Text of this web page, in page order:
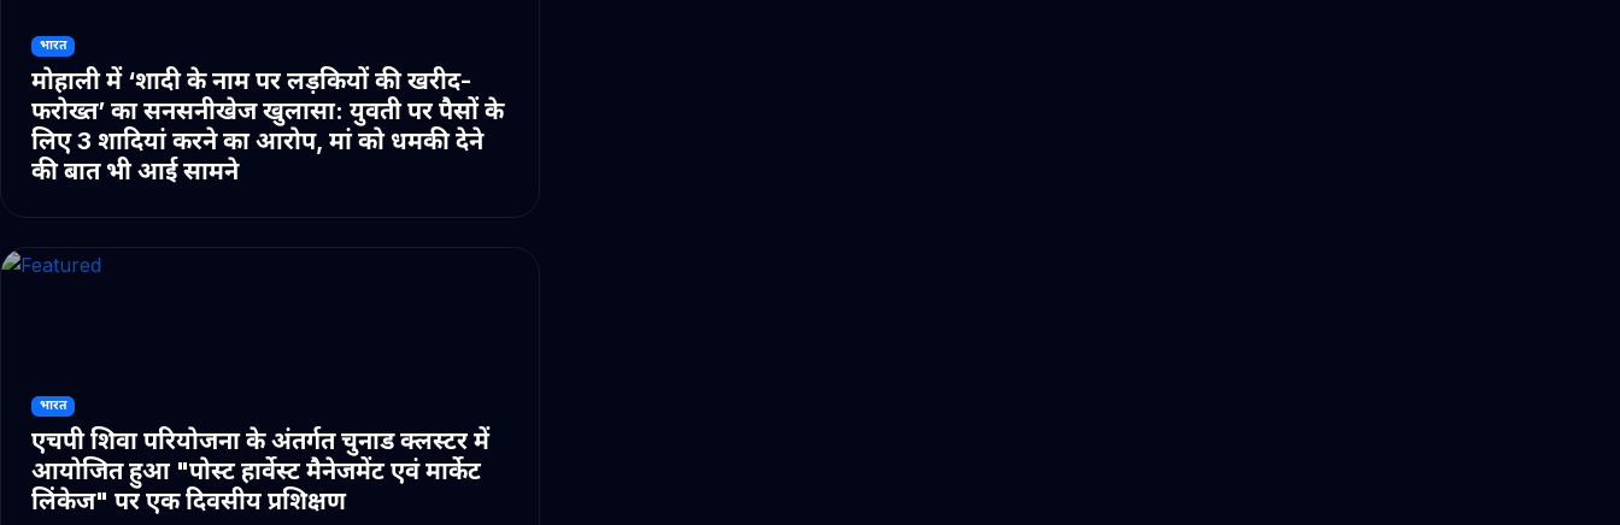
भारत
मोहाली में ‘शादी के नाम पर लड़कियों की खरीद-
फरोख्त’ का सनसनीखेज खुलासा: युवती पर पैसों के
लिए 3 शादियां करने का आरोप, मां को धमकी देने
की बात भी आई सामने
भारत
एचपी शिवा परियोजना के अंतर्गत चुनाड क्लस्टर में
आयोजित हुआ "पोस्ट हार्वेस्ट मैनेजमेंट एवं मार्केट
लिंकेज" पर एक दिवसीय प्रशिक्षण